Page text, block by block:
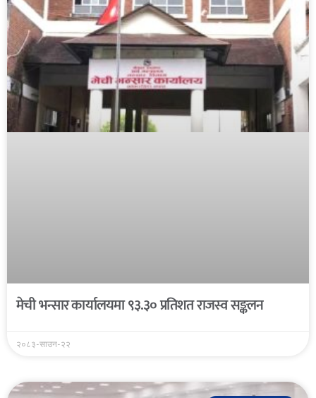
मेची भन्सार कार्यालयमा ९३.३० प्रतिशत राजस्व सङ्कलन
२०८३-साउन-२२